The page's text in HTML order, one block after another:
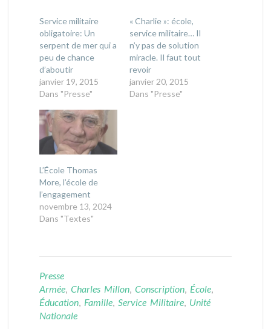
Service militaire
obligatoire: Un
serpent de mer qui a
peu de chance
d’aboutir
janvier 19, 2015
Dans "Presse"
« Charlie »: école,
service militaire… Il
n’y pas de solution
miracle. Il faut tout
revoir
janvier 20, 2015
Dans "Presse"
L’École Thomas
More, l’école de
l’engagement
novembre 13, 2024
Dans "Textes"
Presse
Armée, Charles Millon, Conscription, École,
Éducation, Famille, Service Militaire, Unité
Nationale